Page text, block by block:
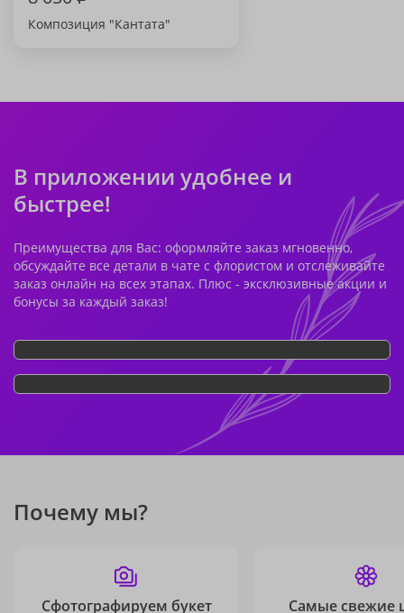
Композиция "Кантата"
В приложении удобнее и
быстрее!
Преимущества для Вас: оформляйте заказ мгновенно,
обсуждайте все детали в чате с флористом и отслеживайте
заказ онлайн на всех этапах. Плюс - эксклюзивные акции и
бонусы за каждый заказ!
Почему мы?
Сфотографируем букет
Самые свежие